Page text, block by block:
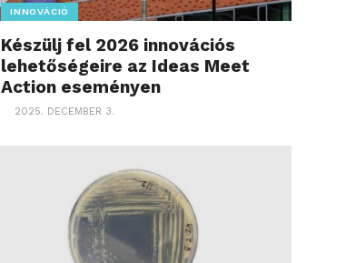
INNOVÁCIÓ
Készülj fel 2026 innovációs
lehetőségeire az Ideas Meet
Action eseményen
2025. DECEMBER 3.